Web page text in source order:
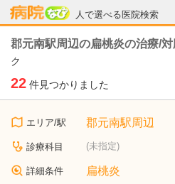
人で選べる医院検索
病院なび
郡元南駅周辺の扁桃炎の治療/
ク
22 件見つかりました
エリア/駅 郡元南駅周辺
診療科目 (未指定)
詳細条件 扁桃炎